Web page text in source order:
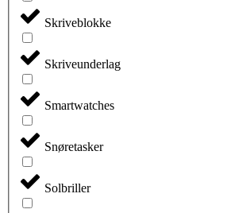
Skriveblokke
Skriveunderlag
Smartwatches
Snøretasker
Solbriller